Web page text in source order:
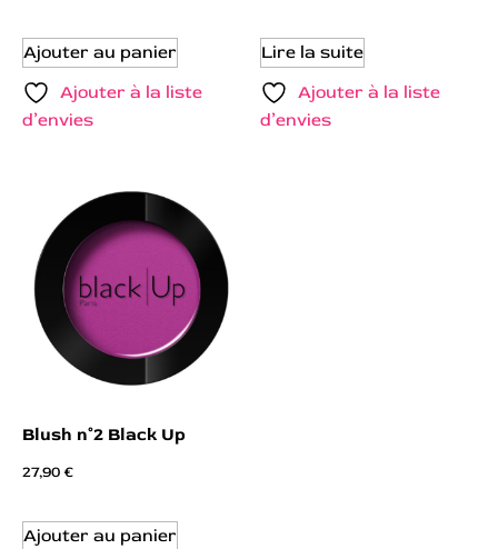
Ajouter au panier
Ajouter à la liste
d’envies
Lire la suite
Ajouter à la liste
d’envies
Blush n°2 Black Up
27,90€
Ajouter au panier